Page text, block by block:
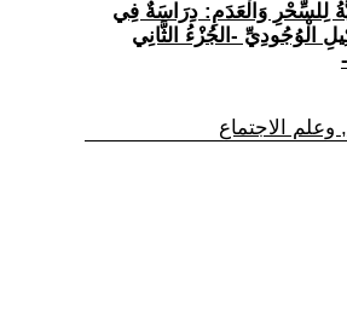
لِلسِّحْرِ وَالْعَدَمِ: دِرَاسَةٌ فِي
الْوُجُودِيِّ -الجُزْءُ الثَّانِي
الاجتماع